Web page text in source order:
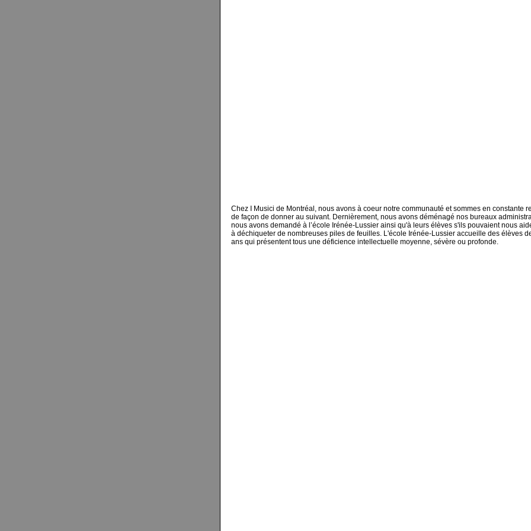
Chez I Musici de Montréal, nous avons à coeur notre communauté et sommes en constante
de façon de donner au suivant. Dernièrement, nous avons déménagé nos bureaux
nous avons demandé à l’école Irénée-Lussier ainsi qu'à leurs élèves s'ils pouvaient nous
à déchiqueter de nombreuses piles de feuilles. L'école Irénée-Lussier accueille des élèves
ans qui présentent tous une déficience intellectuelle moyenne, sévère ou profonde.